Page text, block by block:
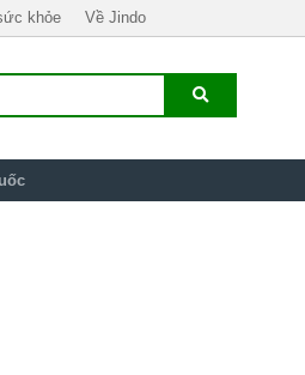
khỏe Về Jindo